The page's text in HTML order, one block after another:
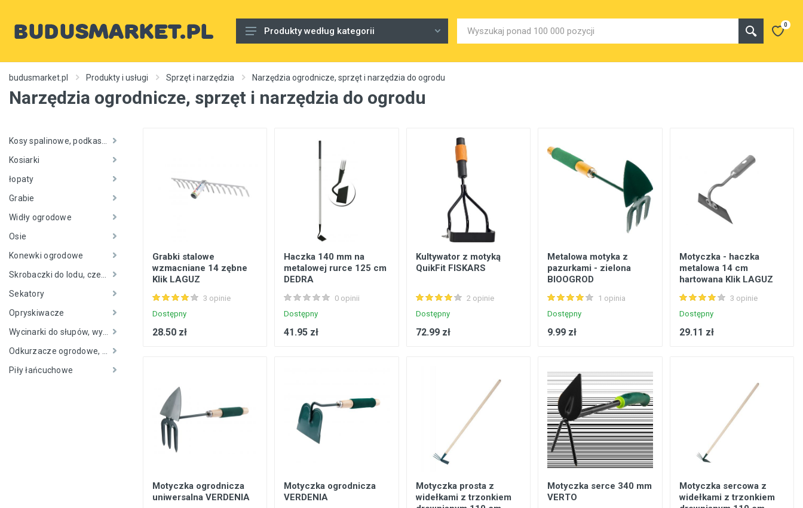
Materiały budowlane
Zewnętrzny
Sprzęt i narzędzia
Różne
Usługi budowlane
Rury wodne
Konstrukcje stalowe, konstrukcje prefabrykowane
Metale, walcowany metal
Inżynieria elektryczna
Bezpieczeństwo, komunikacja
Produkty gospodarstwa domowego
Produkty według kategorii
0
budusmarket.pl Produkty i usługi Sprzęt i narzędzia Narzędzia ogrodnicze, sprzęt i narzędzia do ogrodu
Narzędzia ogrodnicze, sprzęt i narzędzia do ogrodu
Kosiarki
łopaty
Grabie
Widły ogrodowe
Osie
Konewki ogrodowe
Sekatory
Opryskiwacze
Piły łańcuchowe
Grabki stalowe
wzmacniane 14 zębne
Klik LAGUZ
3 opinie
Dostępny
28.50 zł
Haczka 140 mm na
metalowej rurce 125 cm
DEDRA
0 opinii
Dostępny
41.95 zł
Kultywator z motyką
QuikFit FISKARS
2 opinie
Dostępny
72.99 zł
Metalowa motyka z
pazurkami - zielona
BIOOGROD
1 opinia
Dostępny
9.99 zł
Motyczka - haczka
metalowa 14 cm
hartowana Klik LAGUZ
3 opinie
Dostępny
29.11 zł
Motyczka ogrodnicza
uniwersalna VERDENIA
Motyczka ogrodnicza
VERDENIA
Motyczka prosta z
widełkami z trzonkiem
Motyczka serce 340 mm
VERTO
Motyczka sercowa z
widełkami z trzonkiem